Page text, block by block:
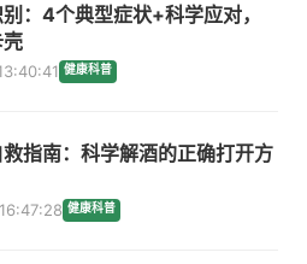
：4个典型症状+科学应对，
健康科普
指南：科学解酒的正确打开方
健康科普